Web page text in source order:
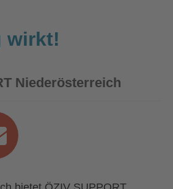
wirkt!
Niederösterreich